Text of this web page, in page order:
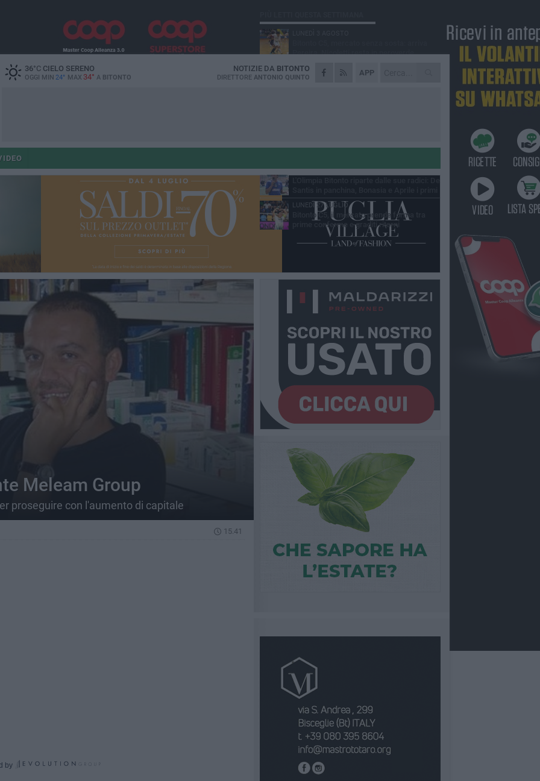
36°CCIELO SERENO
OGGI MIN 24° MAX 34° A BITONTO
APP
NOTIZIE DA BITONTO
DIRETTORE ANTONIO QUINTO
Meleam Group
proseguire con l'aumento di capitale
15.41
by
Pereira, Nicoletti resta in neroverde
MERCOLEDÌ 5 AGOSTO
Serie A, ecco le avversarie del Bitonto C5
Bitonto C5, esperienza e qualità per
LUNEDÌ 27 LUGLIO
colpi
LUNEDÌ 27 LUGLIO
Bitonto C5, il mercato prende forma tra
prime conferme e graditi ritorni